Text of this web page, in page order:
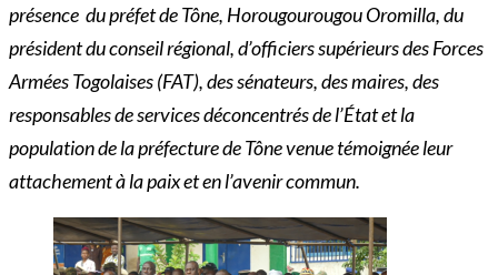
présence du préfet de Tône, Horougourougou Oromilla, du
président du conseil régional, d’officiers supérieurs des Forces
Armées Togolaises (FAT), des sénateurs, des maires, des
responsables de services déconcentrés de l’État et la
population de la préfecture de Tône venue témoignée leur
attachement à la paix et en l’avenir commun.